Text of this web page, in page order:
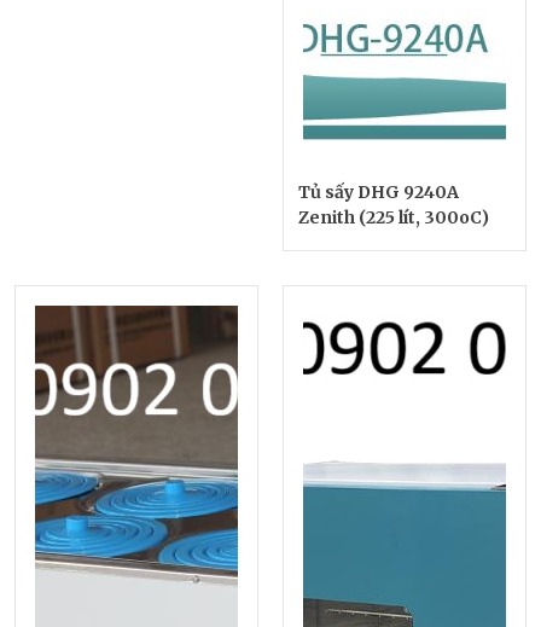
Tủ sấy DHG 9240A
Zenith (225 lít, 300oC)